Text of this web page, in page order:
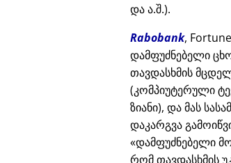
და ა.შ.).
Rabobank,
დამფუძნებელი
თავდასხმის
(კომპიუტერული
ზიანი), და მას
დაკარგვა
დამფუძნებელი
რომ თავდასხმის